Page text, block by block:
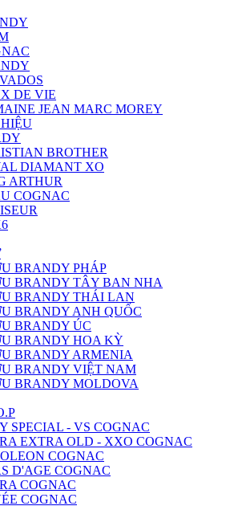
DE VIE
JEAN MARC MOREY
BROTHER
DIAMANT XO
ARTHUR
COGNAC
BRANDY PHÁP
BRANDY TÂY BAN NHA
BRANDY THÁI LAN
BRANDY ANH QUỐC
BRANDY ÚC
BRANDY HOA KỲ
BRANDY ARMENIA
BRANDY VIỆT NAM
BRANDY MOLDOVA
SPECIAL - VS COGNAC
EXTRA OLD - XXO COGNAC
COGNAC
D'AGE COGNAC
COGNAC
COGNAC